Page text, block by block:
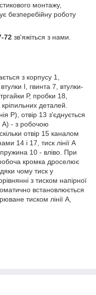
монтажу,
безперебійну роботу
72 зв'яжіться з нами.
з корпусу 1,
І, гвинта 7, втулки-
Р, пробки 18,
деталей.
Р), отвір 13 з'єднується
А) - з робочою
отвір 15 каналом
14 і 17, тиск лінії А
10 - вліво. При
кромка дроселює
чому тиск у
з тиском напірної
встановлюється
тиском лінії А,